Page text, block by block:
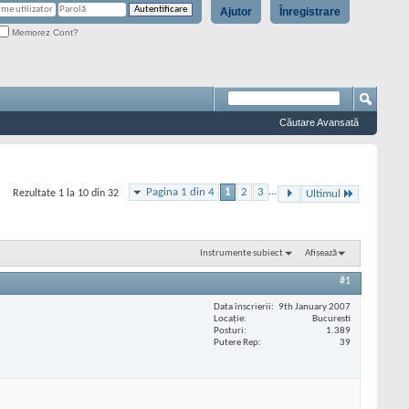
Înregistrare
Ajutor
Memorez Cont?
Căutare Avansată
Pagina 1 din 4 1 2 3 ... Ultimul
Rezultate 1 la 10 din 32
Instrumente subiect Afișează
#1
Data înscrierii
9th January 2007
Locaţie
Bucuresti
Posturi
1.389
Putere Rep
39